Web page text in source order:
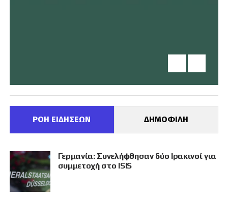
ΡΟΗ ΕΙΔΗΣΕΩΝ ΔΗΜΟΦΙΛΗ
Γερμανία: Συνελήφθησαν δύο Ιρακινοί για
συμμετοχή στο ISIS